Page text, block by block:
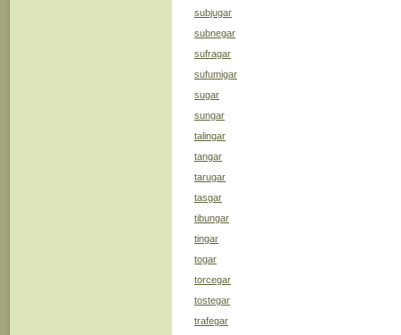
subjugar
subnegar
sufragar
sufumigar
sugar
sungar
talingar
tangar
tarugar
tasgar
tibungar
tingar
togar
torcegar
tostegar
trafegar